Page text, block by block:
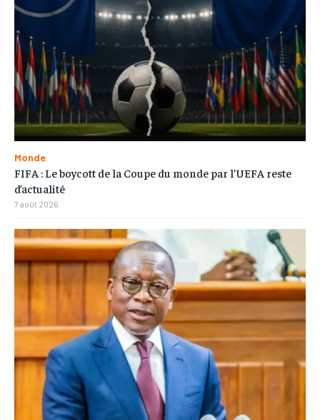
Monde
FIFA : Le boycott de la Coupe du monde par l’UEFA reste
d’actualité
7 août 2026